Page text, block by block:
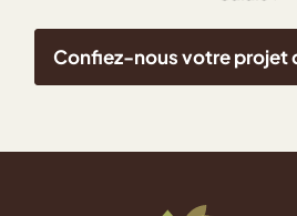
Confiez-nous votre projet